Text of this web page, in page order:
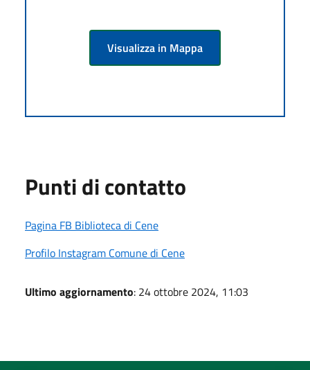
Visualizza in Mappa
Punti di contatto
Pagina FB Biblioteca di Cene
Profilo Instagram Comune di Cene
Ultimo aggiornamento: 24 ottobre 2024, 11:03